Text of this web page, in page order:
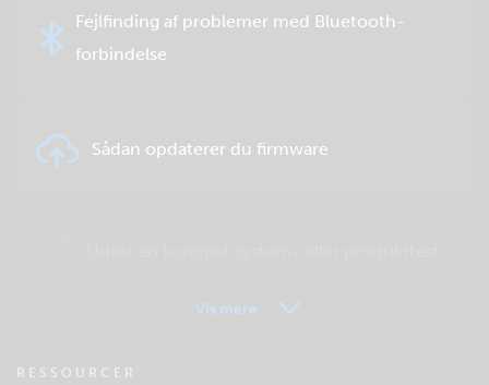
Fejlfinding af problemer med Bluetooth-
forbindelse
Sådan opdaterer du firmware
fjernovervågning
Vis mere
RESSOURCER